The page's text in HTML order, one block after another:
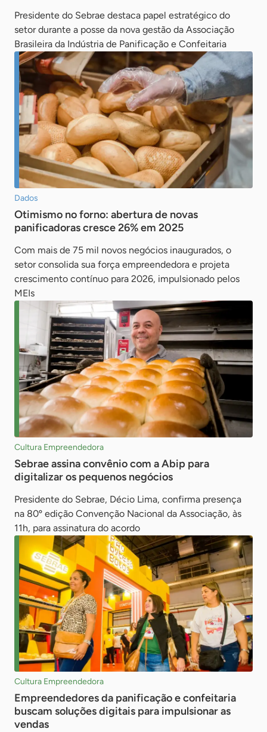
Presidente do Sebrae destaca papel estratégico do
setor durante a posse da nova gestão da Associação
Brasileira da Indústria de Panificação e Confeitaria
Dados
Otimismo no forno: abertura de novas
panificadoras cresce 26% em 2025
Com mais de 75 mil novos negócios inaugurados, o
setor consolida sua força empreendedora e projeta
crescimento contínuo para 2026, impulsionado pelos
MEIs
Cultura Empreendedora
Sebrae assina convênio com a Abip para
digitalizar os pequenos negócios
Presidente do Sebrae, Décio Lima, confirma presença
na 80º edição Convenção Nacional da Associação, às
11h, para assinatura do acordo
Cultura Empreendedora
Empreendedores da panificação e confeitaria
buscam soluções digitais para impulsionar as
vendas